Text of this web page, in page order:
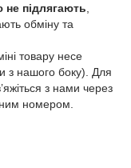
підлягають
обміну та
товару несе
з нашого боку). Для
з нами через
номером.